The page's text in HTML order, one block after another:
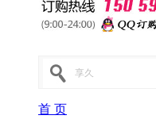
首 页